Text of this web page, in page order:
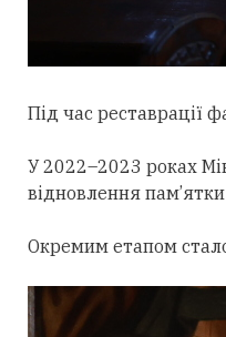
Під час реставрації
У 2022–2023 роках
відновлення
Окремим етапом